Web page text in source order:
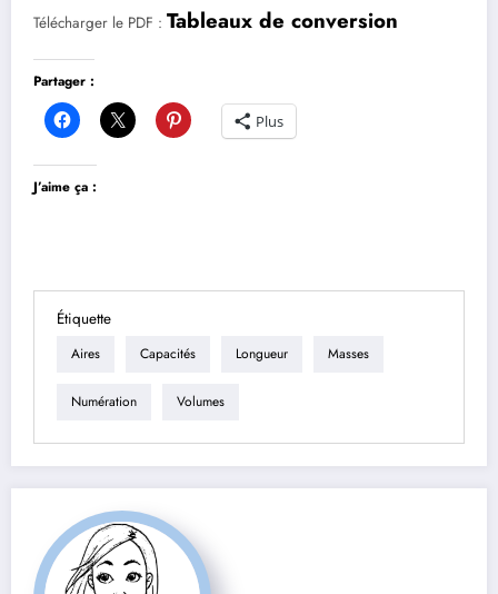
Télécharger le PDF : Tableaux de conversion
Partager :
Plus
J’aime ça :
Étiquette
Aires Capacités Longueur Masses
Numération Volumes